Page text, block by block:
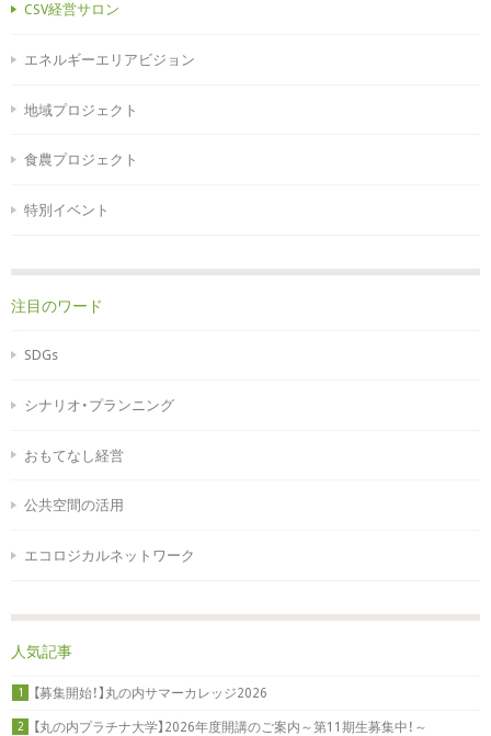
CSV経営サロン
エネルギーエリアビジョン
地域プロジェクト
食農プロジェクト
特別イベント
注目のワード
SDGs
シナリオ・プランニング
おもてなし経営
公共空間の活用
エコロジカルネットワーク
人気記事
1 【募集開始！】丸の内サマーカレッジ2026
2 【丸の内プラチナ大学】2026年度開講のご案内～第11期生募集中！～